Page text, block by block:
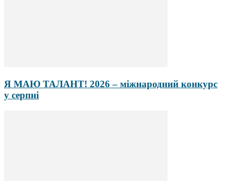
Я МАЮ ТАЛАНТ! 2026 – міжнародний конкурс
у серпні